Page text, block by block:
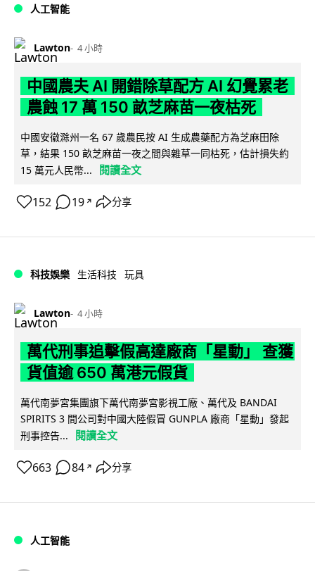
人工智能
Lawton 4 小時
中國農夫 AI 開錯除草配方 AI 幻覺累老
農蝕 17 萬 150 畝芝麻苗一夜枯死
中國安徽滁州一名 67 歲農民按 AI 生成農藥配方為芝麻田除
草，結果 150 畝芝麻苗一夜之間與雜草一同枯死，估計損失約
15 萬元人民幣...
閱讀全文
152 19 ↗ 分享
科技娛樂 生活科技 玩具
Lawton 4 小時
萬代刑事追擊假高達廠商「星動」 查獲
貨值逾 650 萬港元假貨
萬代南夢宮集團旗下萬代南夢宮影視工廠、萬代及 BANDAI
SPIRITS 3 間公司對中國大陸假冒 GUNPLA 廠商「星動」發起
刑事控告...
閱讀全文
663 84 ↗ 分享
人工智能